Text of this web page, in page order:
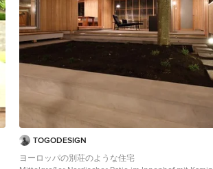
TOGODESIGN
ヨーロッパの別荘のような住宅